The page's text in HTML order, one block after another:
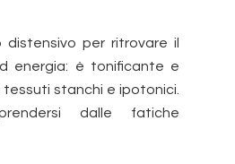
distensivo per ritrovare il
energia: è tonificante e
stanchi e ipotonici.
dalle fatiche